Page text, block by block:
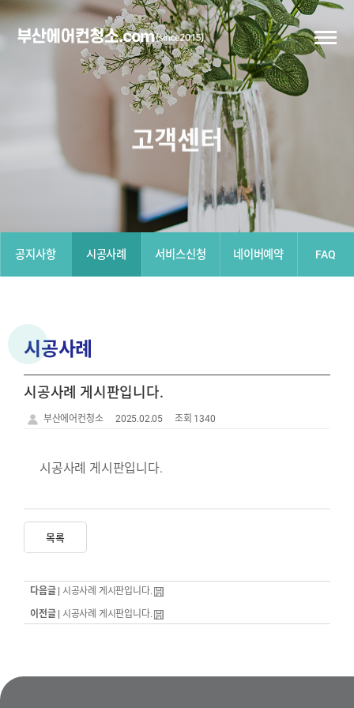
고객센터
공지사항 시공사례 서비스신청 네이버예약 FAQ
시공사례
시공사례 게시판입니다.
부산에어컨청소 2025.02.05 조회 1340
시공사례 게시판입니다.
목록
다음글 | 시공사례 게시판입니다.
이전글 | 시공사례 게시판입니다.